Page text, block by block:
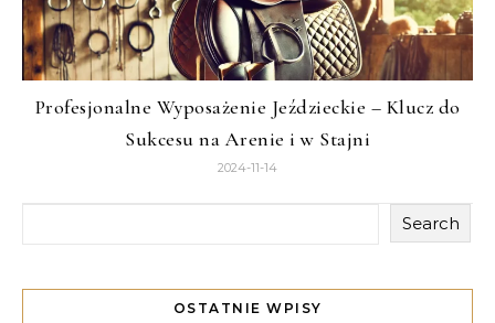
Profesjonalne Wyposażenie Jeździeckie – Klucz do
Sukcesu na Arenie i w Stajni
2024-11-14
Search
OSTATNIE WPISY